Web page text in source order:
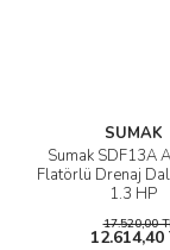
SUMAK
Sumak SDF13A
Flatörlü Drenaj
1.3 HP
17.520,00
12.614,40